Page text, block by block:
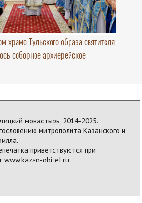
храме Тульского образа святителя
соборное архиерейское
монастырь, 2014-2025.
митрополита Казанского и
приветствуются при
www.kazan-obitel.ru